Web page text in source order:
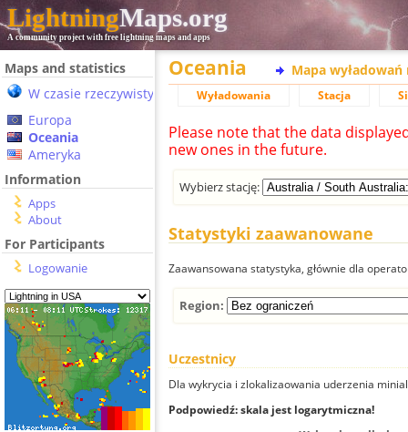
LightningMaps.org
A community project with free lightning maps and apps
Maps and statistics
W czasie rzeczywistym
Europa
Oceania
Ameryka
Information
Apps
About
For Participants
Logowanie
Oceania Mapa wyładowań
Wyładowania Stacja
Please note that the data
new ones in the future.
Wybierz stację:
Statystyki zaawanowane
Zaawansowana statystyka, głównie dla
Region:
Uczestnicy
Dla wykrycia i zlokalizaowania uderzenia
Podpowiedź: skala jest logarytmiczna!